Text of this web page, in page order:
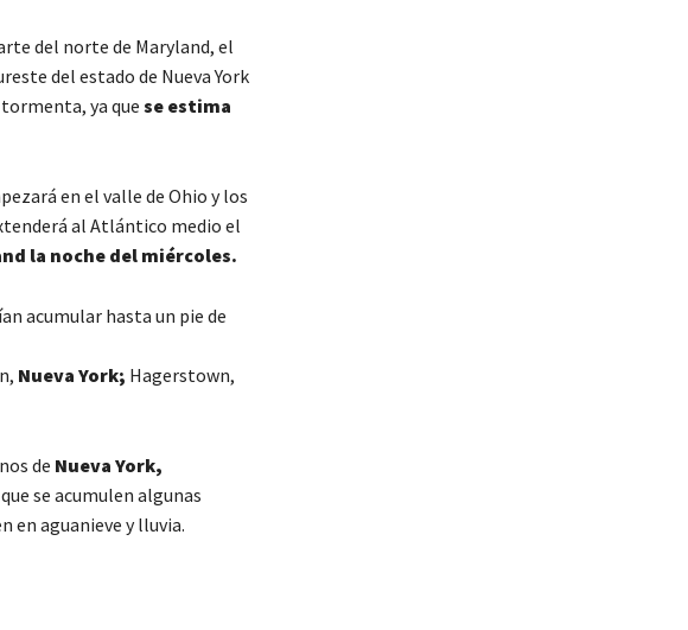
del norte de Maryland, el
del estado de Nueva York
ya que se estima
en el valle de Ohio y los
al Atlántico medio el
la noche del miércoles.
acumular hasta un pie de
Nueva York; Hagerstown,
de Nueva York,
se acumulen algunas
en aguanieve y lluvia.